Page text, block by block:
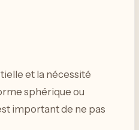
et la nécessité
sphérique ou
important de ne pas